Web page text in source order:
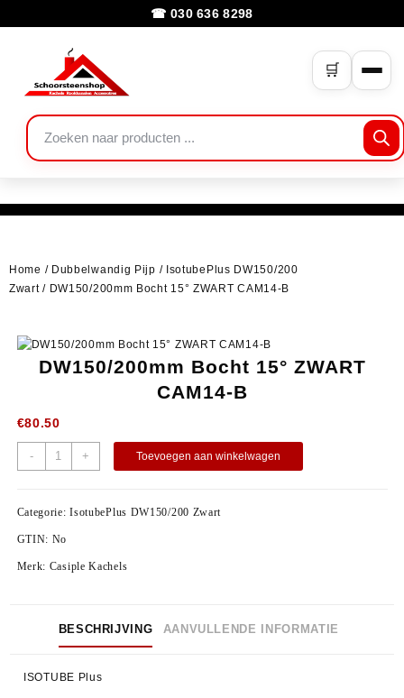
☎ 030 636 8298
🛒
Home / Dubbelwandig Pijp / IsotubePlus DW150/200
Zwart/ DW150/200mm Bocht 15° ZWART CAM14-B
DW150/200mm Bocht 15° ZWART
CAM14-B
€80.50
- + Toevoegen aan winkelwagen
Categorie:IsotubePlus DW150/200 Zwart
GTIN: No
Merk: Casiple Kachels
BESCHRIJVING AANVULLENDE INFORMATIE
ISOTUBE Plus